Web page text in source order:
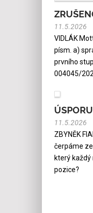
11.5.2026
VIDLÁK
písm. a)
prvního
004045/
11.5.2026
ZBYNĚK
čerpáme
který
pozice?